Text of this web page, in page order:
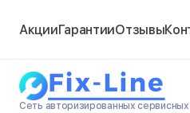
АкцииГарантииОтзывы
Сеть авторизированных